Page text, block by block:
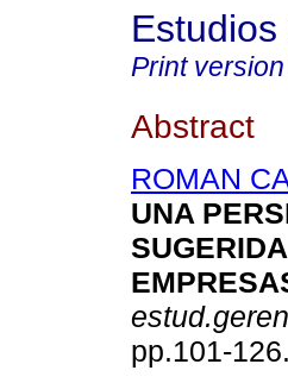
Print version
Abstract
ROMAN
UNA
pp.101-